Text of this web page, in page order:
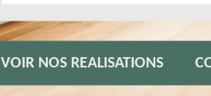
VOIR NOS REALISATIONS